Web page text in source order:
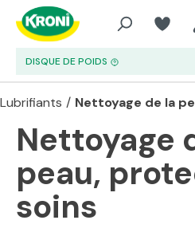
Aller au contenu principal
DISQUE DE POIDS
Lubrifiants / Nettoyage de la
Nettoyage
peau,
soins